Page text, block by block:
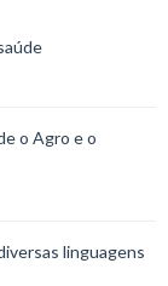
o Agro e o
linguagens